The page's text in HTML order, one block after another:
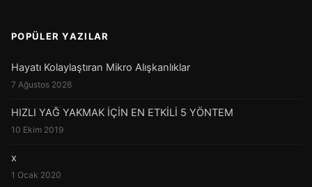
POPÜLER YAZILAR
Hayatı Kolaylaştıran Mikro Alışkanlıklar
7 Ağustos 2026
HIZLI YAĞ YAKMAK İÇİN EN ETKİLİ 5 YÖNTEM
10 Ekim 2019
x
1 Ocak 2020